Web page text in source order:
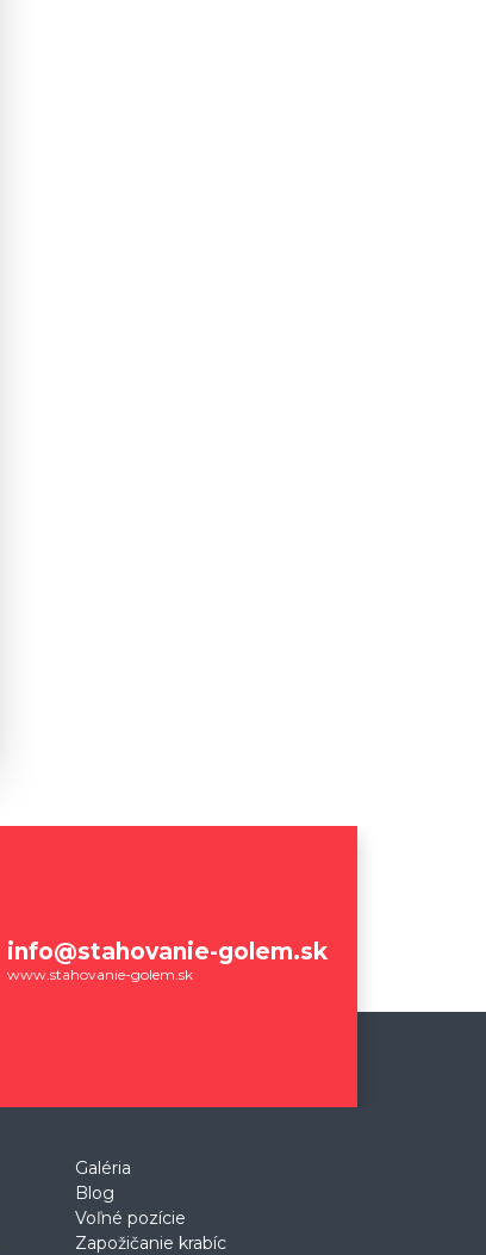
info@stahovanie-golem.sk
www.stahovanie-golem.sk
Galéria
Blog
Voľné pozície
Zapožičanie krabíc